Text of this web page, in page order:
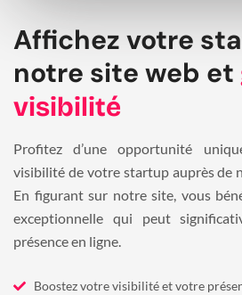
Affichez votre
notre site web et
visibilité
Profitez d’une opportunité
visibilité de votre startup auprès de
En figurant sur notre site, vous
exceptionnelle qui peut
présence en ligne.
Boostez votre visibilité et votre